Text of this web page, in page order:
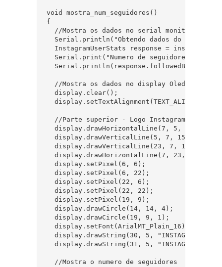
void mostra_num_seguidores()
{
  //Mostra os dados no serial monitor
Serial.println("Obtendo dados do
InstagramUserStats response =
  Serial.print("Numero de seguidores: ");
  Serial.println(response.followedByCount);
  //Mostra os dados no display Oled
  display.clear();
  display.setTextAlignment(TEXT_ALIGN_LEFT);
  //Parte superior - Logo Instagram
  display.drawHorizontalLine(7, 5, 15);
  display.drawVerticalLine(5, 7, 15);
  display.drawVerticalLine(23, 7, 15);
  display.drawHorizontalLine(7, 23, 15);
  display.setPixel(6, 6);
  display.setPixel(6, 22);
  display.setPixel(22, 6);
  display.setPixel(22, 22);
  display.setPixel(19, 9);
  display.drawCircle(14, 14, 4);
  display.drawCircle(19, 9, 1);
  display.setFont(ArialMT_Plain_16);
  display.drawString(30, 5, "INSTAGRAM");
  display.drawString(31, 5, "INSTAGRAM");
  //Mostra o numero de seguidores